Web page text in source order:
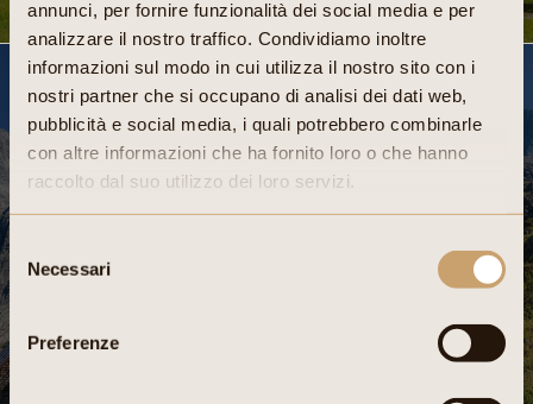
annunci, per fornire funzionalità dei social media e per
analizzare il nostro traffico. Condividiamo inoltre
informazioni sul modo in cui utilizza il nostro sito con i
nostri partner che si occupano di analisi dei dati web,
pubblicità e social media, i quali potrebbero combinarle
con altre informazioni che ha fornito loro o che hanno
raccolto dal suo utilizzo dei loro servizi.
Selezione
delNecessari
Preferenze
Fototeca Trentino Sviluppo SPA – Foto Gianpaolo Calzà